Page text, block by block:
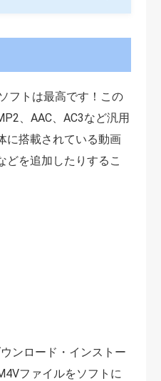
フトは最高です！この
、AAC、AC3など汎用
に搭載されている動画
どを追加したりするこ
ンロード・インストー
ファイルをソフトに